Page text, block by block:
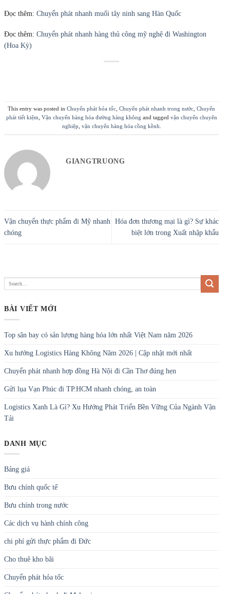
Đọc thêm: Chuyển phát nhanh muối tây ninh sang Hàn Quốc
Đọc thêm: Chuyển phát nhanh hàng thủ công mỹ nghệ đi Washington
(Hoa Kỳ)
This entry was posted in Chuyển phát hỏa tốc, Chuyển phát nhanh trong nước, Chuyển
phát tiết kiệm, Vận chuyển hàng hóa đường hàng không and tagged vận chuyển chuyên
nghiệp, vận chuyển hàng hóa cồng kềnh.
GIANGTRUONG
Vận chuyển thực phẩm đi Mỹ nhanh
chóng
Hóa đơn thương mại là gì? Sự khác
biệt lớn trong Xuất nhập khẩu
BÀI VIẾT MỚI
Top sân bay có sản lượng hàng hóa lớn nhất Việt Nam năm 2026
Xu hướng Logistics Hàng Không Năm 2026 | Cập nhật mới nhất
Chuyển phát nhanh hợp đồng Hà Nội đi Cần Thơ đúng hẹn
Gửi lụa Vạn Phúc đi TP.HCM nhanh chóng, an toàn
Logistics Xanh Là Gì? Xu Hướng Phát Triển Bền Vững Của Ngành Vận
Tải
DANH MỤC
Bảng giá
Bưu chính quốc tế
Bưu chính trong nước
Các dịch vụ hành chính công
chi phí gửi thực phẩm đi Đức
Cho thuê kho bãi
Chuyển phát hỏa tốc